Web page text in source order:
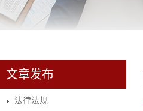
文章发布
法律法规